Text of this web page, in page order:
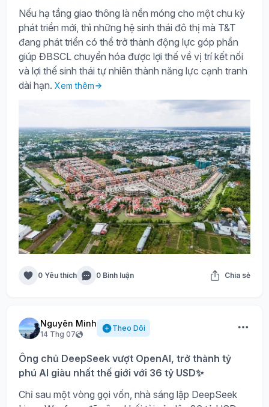
Nếu hạ tầng giao thông là nền móng cho một chu kỳ
phát triển mới, thì những hệ sinh thái đô thị mà T&T
đang phát triển có thể trở thành động lực góp phần
giúp ĐBSCL chuyển hóa được lợi thế về vị trí kết nối
và lợi thế sinh thái tự nhiên thành năng lực cạnh tranh
dài hạn. Xem thêm
0 Yêu thích 0 Bình luận Chia sẻ
Nguyên Minh
14 Thg 07
Theo Dõi
Ông chủ DeepSeek vượt OpenAI, trở thành tỷ
phú AI giàu nhất thế giới với 36 tỷ USD✨
Chỉ sau một vòng gọi vốn, nhà sáng lập DeepSeek